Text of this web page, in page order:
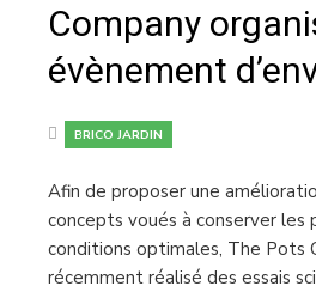
Company
évènement
BRICO JARDIN
Afin de proposer une
concepts voués à conserver les
conditions optimales, The Pots
récemment réalisé des essais